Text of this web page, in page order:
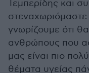
Τεμπερίδης και
στεναχωριόμαστε
γνωρίζουμε ότι
ανθρώπους που
μας είναι πιο
θέματα υγείας